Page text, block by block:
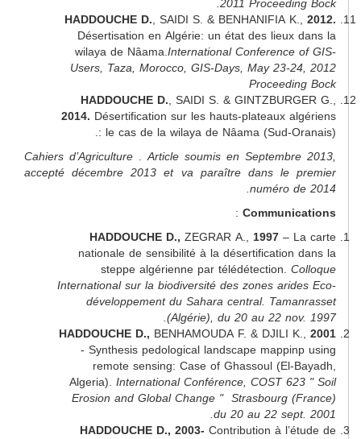
HADDOUCHE D. , SAIDI S. & BENHANIFIA
Désertisation en Algérie: un état des
wilaya de Nâama.International
Users, Taza, Morocco, GIS-Days, May
HADDOUCHE D., SAIDI S. &
2014.Désertification sur les hauts-plateaux
: le cas de la wilaya de Nâama (Sud-
Cahiers d’Agriculture.Article soumis en
accepté décembre 2013 et va paraître dans le
numéro
:
HADDOUCHE D., ZEGRAR A.,1997–
nationale de sensibilité à la
steppe algérienne par télédétection.
International sur la biodiversité des zones
développement du Sahara central.
(Algérie), du 20 au 22
HADDOUCHE D.,BENHAMOUDA F. & DJILI
- Synthesis pedological landscape
remote sensing: Case of Ghassoul
Algeria).International Conférence, COST
Erosion and Global Change " Strasbourg
du 20 au 22
HADDOUCHE D., 2003- Contribution à